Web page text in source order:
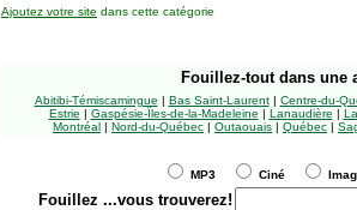
Ajoutez votre site dans cette catégorie
Fouillez-tout dans une
Abitibi-Témiscamingue | Bas Saint-Laurent| Centre-du-
Estrie | Gaspésie-Îles-de-la-Madeleine | Lanaudière |
Montréal | Nord-du-Québec | Outaouais | Québec |
MP3 Ciné
Fouillez ...vous trouverez!